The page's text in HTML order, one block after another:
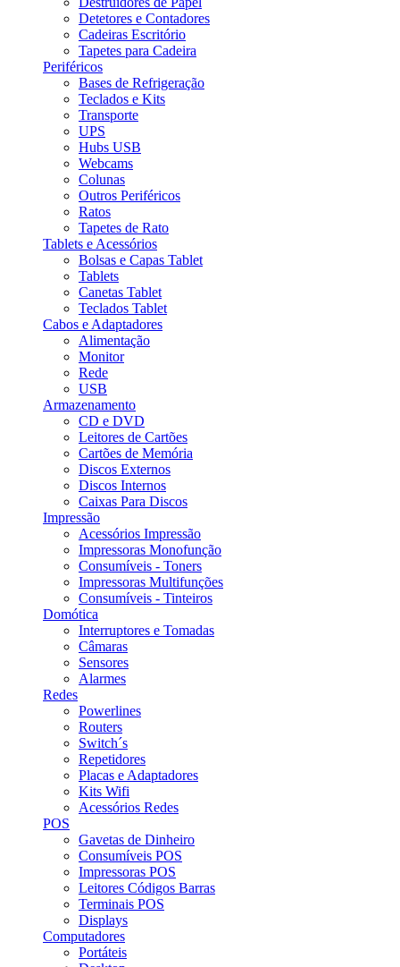
Detetores e Contadores
Cadeiras Escritório
Tapetes para Cadeira
Periféricos
Bases de Refrigeração
Teclados e Kits
Transporte
UPS
Hubs USB
Webcams
Colunas
Outros Periféricos
Ratos
Tapetes de Rato
Tablets e Acessórios
Bolsas e Capas Tablet
Tablets
Canetas Tablet
Teclados Tablet
Cabos e Adaptadores
Alimentação
Monitor
Rede
USB
Armazenamento
CD e DVD
Leitores de Cartões
Cartões de Memória
Discos Externos
Discos Internos
Caixas Para Discos
Impressão
Acessórios Impressão
Impressoras Monofunção
Consumíveis - Toners
Impressoras Multifunções
Consumíveis - Tinteiros
Domótica
Interruptores e Tomadas
Câmaras
Sensores
Alarmes
Redes
Powerlines
Routers
Switch´s
Repetidores
Placas e Adaptadores
Kits Wifi
Acessórios Redes
POS
Gavetas de Dinheiro
Consumíveis POS
Impressoras POS
Leitores Códigos Barras
Terminais POS
Displays
Computadores
Portáteis